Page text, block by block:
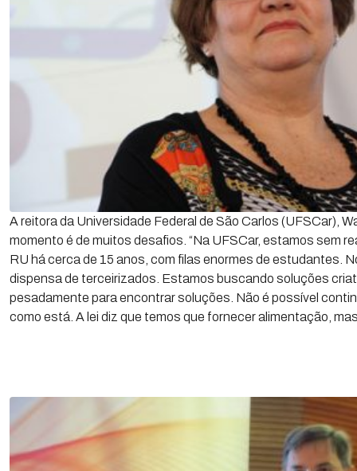
A reitora da Universidade Federal de São Carlos (UFSCar),
momento é de muitos desafios. “Na UFSCar, estamos sem
RU há cerca de 15 anos, com filas enormes de estudantes.
dispensa de terceirizados. Estamos buscando soluções
pesadamente para encontrar soluções. Não é possível
como está. A lei diz que temos que fornecer alimentação,